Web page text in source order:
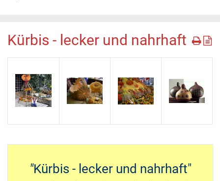
Kürbis - lecker und nahrhaft
"Kürbis - lecker und nahrhaft"